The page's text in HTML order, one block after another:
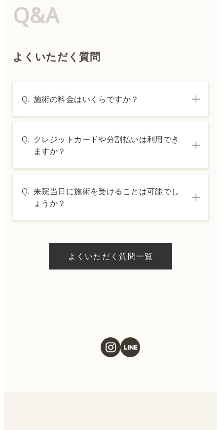
Q&A
よくいただく質問
Q. 施術の料金はいくらですか？
は料金表ページをご確認いただくか、カウン
セリングでご案内いたします。
Q. クレジットカードや分割払いは利用でき
ますか？
した分割払いも可能です。詳細は受付スタッ
フにお問い合わせください。
Q. 来院当日に施術を受けることは可能でし
ょうか？
ただける施術もございます。当日の施術をご
希望の場合は、ご予約の際にお気軽にご相談
よくいただく質問一覧